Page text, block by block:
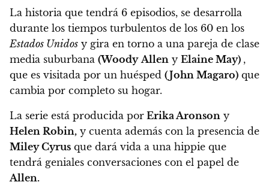
La historia que tendrá 6 episodios, se desarrolla
durante los tiempos turbulentos de los 60 en los
Estados Unidos y gira en torno a una pareja de clase
media suburbana (Woody Allen y Elaine May) ,
que es visitada por un huésped (John Magaro) que
cambia por completo su hogar.
La serie está producida por Erika Aronson y
Helen Robin, y cuenta además con la presencia de
Miley Cyrus que dará vida a una hippie que
tendrá geniales conversaciones con el papel de
Allen.